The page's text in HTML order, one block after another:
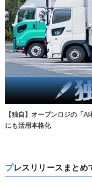
【独自】オープンロジの「
にも活用本格化
プレスリリースまと